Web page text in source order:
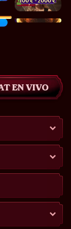
3 / 7
EN VIVO